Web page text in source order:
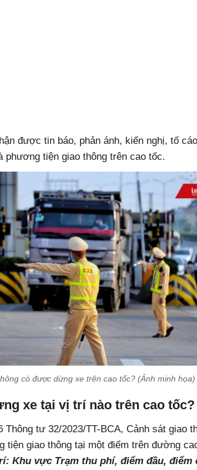
được tin báo, phản ánh, kiến nghị, tố
tiện giao thông trên cao tốc.
có được dừng xe trên cao tốc? (Ảnh minh họa)
xe tại vị trí nào trên cao tốc?
tư 32/2023/TT-BCA, Cảnh sát giao
tiện giao thông tại một điểm trên đường
Khu vực Trạm thu phí, điểm đầu, điểm